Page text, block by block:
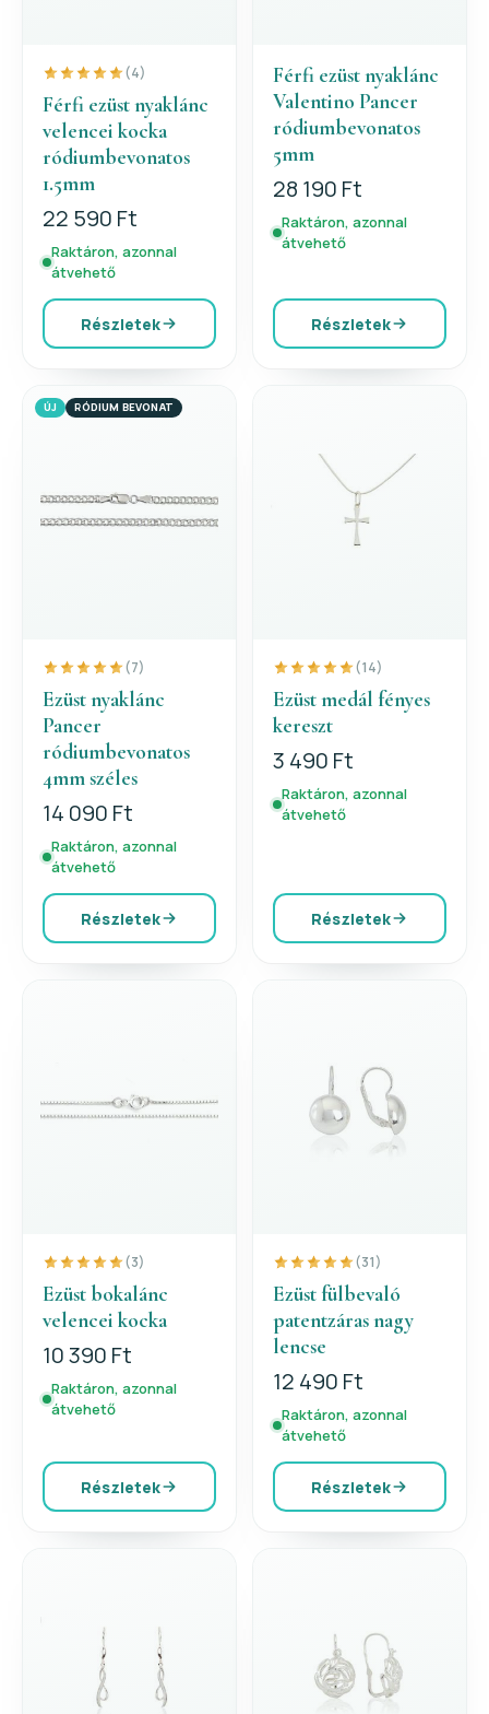
(4)
Férfi ezüst nyaklánc
velencei kocka
ródiumbevonatos
1.5mm
22 590 Ft
Raktáron, azonnal
átvehető
Részletek
Férfi ezüst nyaklánc
Valentino Pancer
ródiumbevonatos
5mm
28 190 Ft
Raktáron, azonnal
átvehető
Részletek
ÚJ RÓDIUM BEVONAT
(7)
Ezüst nyaklánc
Pancer
ródiumbevonatos
4mm széles
14 090 Ft
Raktáron, azonnal
átvehető
Részletek
(14)
Ezüst medál fényes
kereszt
3 490 Ft
Raktáron, azonnal
átvehető
Részletek
(3)
Ezüst bokalánc
velencei kocka
10 390 Ft
Raktáron, azonnal
átvehető
Részletek
(31)
Ezüst fülbevaló
patentzáras nagy
lencse
12 490 Ft
Raktáron, azonnal
átvehető
Részletek